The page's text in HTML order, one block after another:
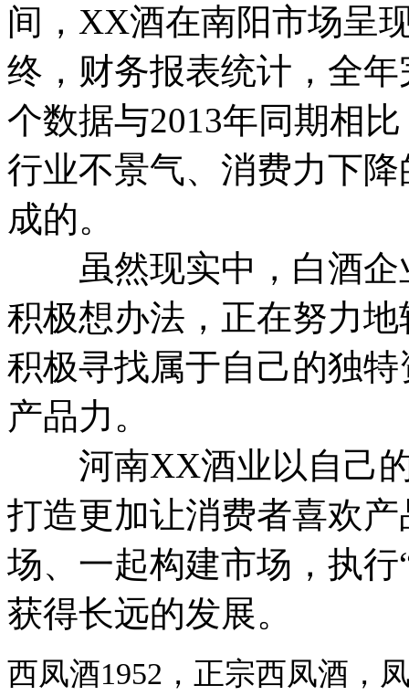
间，XX酒在南阳市场呈
终，财务报表统计，全
个数据与2013年同期相
行业不景气、消费力下
成的。
虽然现实中，白酒企
积极想办法，正在努力
积极寻找属于自己的独
产品力。
河南XX酒业以自己的
打造更加让消费者喜欢
场、一起构建市场，执
获得长远的发展。
西凤酒1952，正宗西凤酒